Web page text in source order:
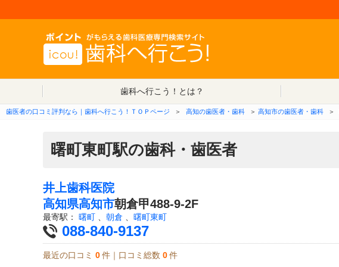
歯科へ行こう！とは？
歯医者の口コミ評判なら｜歯科へ行こう！ＴＯＰページ ＞ 高知の歯医者・歯科 ＞ 高知市の歯医者・歯科 ＞
曙町東町駅の歯科・歯医者
井上歯科医院
高知県高知市朝倉甲488-9-2F
最寄駅： 曙町 朝倉 曙町東町
088-840-9137
最近の口コミ 0 件｜口コミ総数 0 件